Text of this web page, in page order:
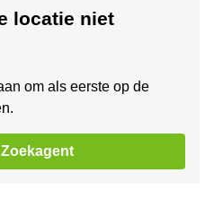
locatie niet
om als eerste op de